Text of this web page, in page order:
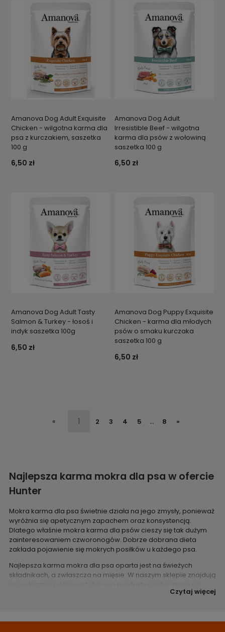
Amanova Dog Adult Exquisite
Chicken - wilgotna karma dla
psa z kurczakiem, saszetka
100 g
6,50 zł
Amanova Dog Adult
Irresistible Beef - wilgotna
karma dla psów z wołowiną
saszetka 100 g
6,50 zł
Amanova Dog Adult Tasty
Salmon & Turkey - łosoś i
indyk saszetka 100g
6,50 zł
Amanova Dog Puppy Exquisite
Chicken - karma dla młodych
psów o smaku kurczaka
saszetka 100 g
6,50 zł
« 1 2 3 4 5 ... 8 »
Najlepsza karma mokra dla psa w ofercie
Hunter
Mokra karma dla psa świetnie działa na jego zmysły, ponieważ
wyróżnia się apetycznym zapachem oraz konsystencją.
Dlatego właśnie mokra karma dla psów cieszy się tak dużym
zainteresowaniem czworonogów. Dobrze dobrana dieta
zakłada pojawienie się mokrych posiłków u każdego psa.
Najlepsza karma mokra dla psa oparta jest na świeżych
składnikach, a zwłaszcza na mięsie. W naszym sklepie znajdują
uznanych producentów. To zdecydowanie najlepsza mokra
zdrowy apetyt i zyskują energię do zabaw czy spacerów.
Czytaj więcej